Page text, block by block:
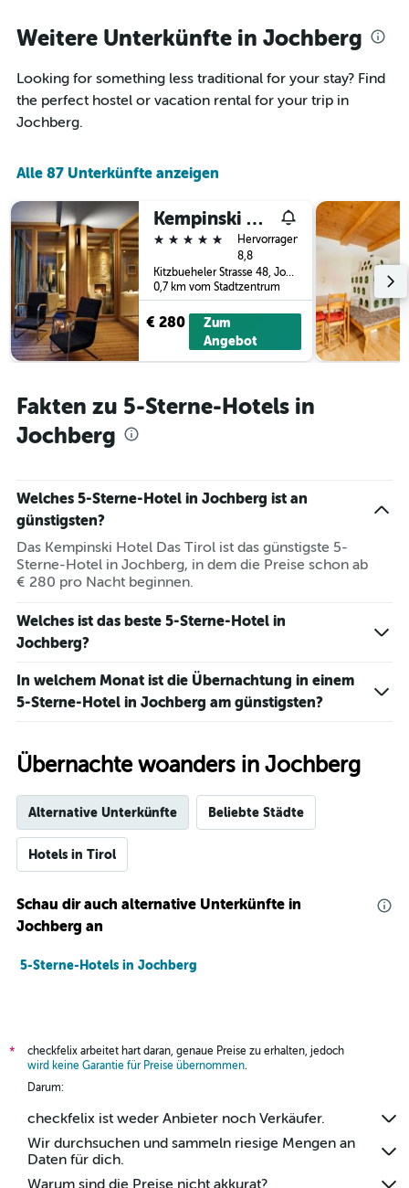
Weitere Unterkünfte in Jochberg
Looking for something less traditional for your stay? Find
the perfect hostel or vacation rental for your trip in
Jochberg.
Alle 87 Unterkünfte anzeigen
Kempinski Hotel Das Tirol
5 Sterne
Hervorragend
8,8
Kitzbueheler Strasse 48, Jochberg, Tirol, Österreich
0,7 km vom Stadtzentrum
€ 280
Zum
Angebot
Fakten zu 5-Sterne-Hotels in
Jochberg
Welches 5-Sterne-Hotel in Jochberg ist an
günstigsten?
Das Kempinski Hotel Das Tirol ist das günstigste 5-
Sterne-Hotel in Jochberg, in dem die Preise schon ab
€ 280 pro Nacht beginnen.
Welches ist das beste 5-Sterne-Hotel in
Jochberg?
In welchem Monat ist die Übernachtung in einem
5-Sterne-Hotel in Jochberg am günstigsten?
Übernachte woanders in Jochberg
Alternative Unterkünfte Beliebte Städte
Hotels in Tirol
Schau dir auch alternative Unterkünfte in
Jochberg an
5-Sterne-Hotels in Jochberg
*
checkfelix arbeitet hart daran, genaue Preise zu erhalten, jedoch
wird keine Garantie für Preise übernommen.
Darum:
checkfelix ist weder Anbieter noch Verkäufer.
Wir durchsuchen und sammeln riesige Mengen an
Daten für dich.
Warum sind die Preise nicht akkurat?